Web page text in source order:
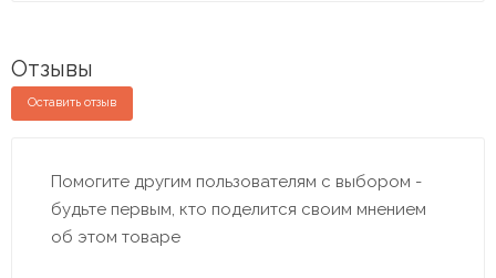
Отзывы
Оставить отзыв
Помогите другим пользователям с выбором -
будьте первым, кто поделится своим мнением
об этом товаре